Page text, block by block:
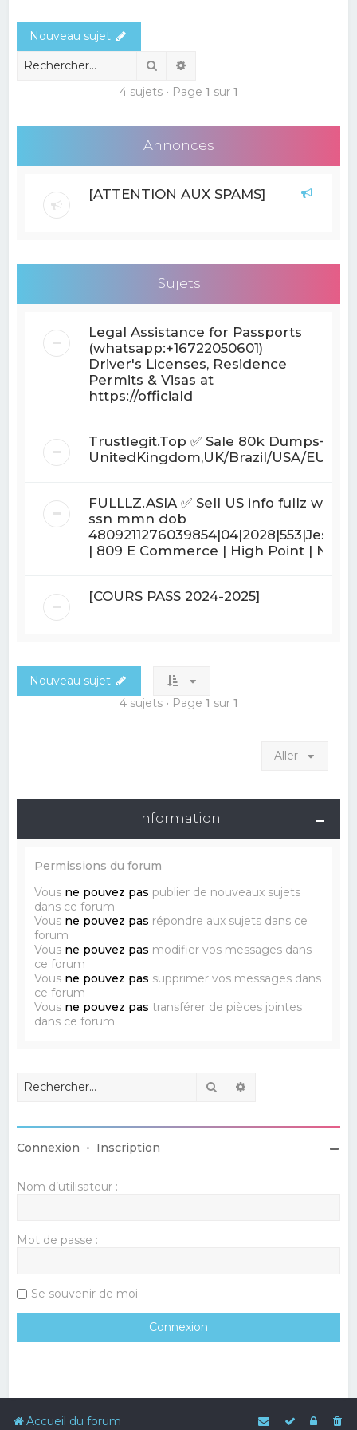
r
Nouveau sujet
Rechercher
4 sujets • Page 1 sur 1
Annonces
[ATTENTION AUX SPAMS]
Sujets
Legal Assistance for Passports
(whatsapp:+16722050601)
Driver's Licenses, Residence
Permits & Visas at
https://officiald
Trustlegit.Top ✅ Sale 80k
UnitedKingdom,UK/Brazil/USA/
FULLLZ.ASIA ✅ Sell US info fullz with
ssn mmn dob
4809211276039854|04|2028|553|Jessica
| 809 E Commerce | High Point | N
[COURS PASS 2024-2025]
Nouveau sujet
4 sujets • Page 1 sur 1
Aller
Information
Permissions du forum
Vous ne pouvez pas publier de nouveaux sujets
dans ce forum
Vous ne pouvez pas répondre aux sujets dans ce
forum
Vous ne pouvez pas modifier vos messages dans
ce forum
Vous ne pouvez pas supprimer vos messages dans
ce forum
Vous ne pouvez pas transférer de pièces jointes
dans ce forum
Rechercher
Connexion • Inscription
Nom d’utilisateur :
Mot de passe :
Se souvenir de moi
Accueil du forum